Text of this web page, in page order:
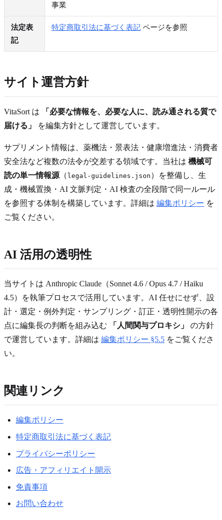
事業
法定表
記
特定商取引法に基づく表記ページを参照
サイト運営方針
VitaSort は
「必要な情報を、必要な人に、読み通される質で
届ける」
を編集方針として運営しています。
サプリメント情報は、薬機法・景表法・健康増進法・消費者
安全法など複数の法令が交差する領域です。当社は 機械可
読の単一情報源 （ legal-guidelines.json ）を整備し、生
成・機械置換・AI 文脈判定・AI 検査の全段階で同一ルール
を参照する体制を構築しています。詳細は 編集ポリシー を
ご覧ください。
AI 活用の透明性
当サイトは Anthropic Claude（Sonnet 4.6 / Opus 4.7 / Haiku
4.5）を執筆プロセスで活用しています。AI 任せにせず、設
計・選定・例外判定・サンプリング・訂正・透明性開示の各
点に編集長の判断を組み込む
「人間関与プロキシ」
の方針
で運営しています。詳細は 編集ポリシー §5.5 をご覧くださ
い。
関連リンク
編集ポリシー
特定商取引法に基づく表記
プライバシーポリシー
広告・アフィリエイト開示
免責事項
お問い合わせ